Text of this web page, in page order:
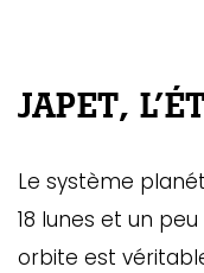
JAPET,
Le système
18 lunes et un
orbite est